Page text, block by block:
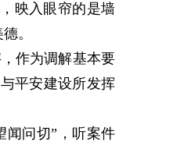
映入眼帘的是墙
。
作为调解基本要
平安建设所发挥
问切”，听案件